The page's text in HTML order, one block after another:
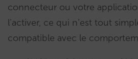
connecteur ou votre
l’activer, ce qui n’est tout
compatible avec le